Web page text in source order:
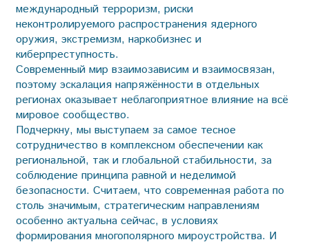
международный терроризм, риски
неконтролируемого распространения ядерного
оружия, экстремизм, наркобизнес и
киберпреступность.
Современный мир взаимозависим и взаимосвязан,
поэтому эскалация напряжённости в отдельных
регионах оказывает неблагоприятное влияние на всё
мировое сообщество.
Подчеркну, мы выступаем за самое тесное
сотрудничество в комплексном обеспечении как
региональной, так и глобальной стабильности, за
соблюдение принципа равной и неделимой
безопасности. Считаем, что современная работа по
столь значимым, стратегическим направлениям
особенно актуальна сейчас, в условиях
формирования многополярного мироустройства. И